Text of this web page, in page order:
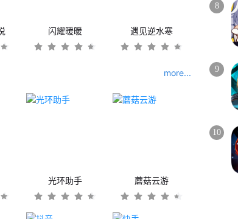
闪耀暖暖 遇见逆水寒
more...
光环助手 蘑菇云游
8
9
10